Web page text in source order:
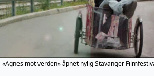
«Agnes mot verden» åpnet nylig Stavanger